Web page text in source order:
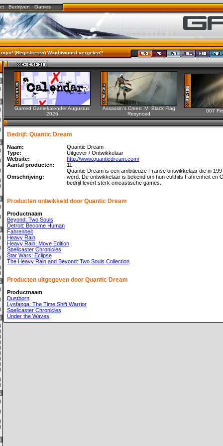
Bedrijven Games
(Registreren)Wachtwoord vergeten?
Gamed Gamekalender Augustus
2026
Assassin’s Creed IV: Black Flag
Resynced
007
Bedrijf: Quantic Dream
Naam:
Quantic Dream
Type:
Uitgever / Ontwikkelaar
Website:
http://www.quanticdream.com/
Aantal producten:
11
Omschrijving:
Quantic Dream is een ambitieuze Franse ontwikkelaar die in
werd. De ontwikkelaar is bekend om hun culthits Fahrenheit en
bedrijf levert sterk cineastische games.
Producten ontwikkeld door Quantic Dream
Productnaam
Beyond: Two Souls
Detroit: Become Human
Fahrenheit
Heavy Rain
Heavy Rain: Move Edition
Spellcaster Chronicles
Star Wars: Eclipse
The Heavy Rain and Beyond: Two Souls Collection
Producten uitgegeven door Quantic Dream
Productnaam
Dustborn
Lysfanga: The Time Shift Warrior
Spellcaster Chronicles
Under the Waves